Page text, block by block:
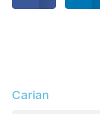
Carian